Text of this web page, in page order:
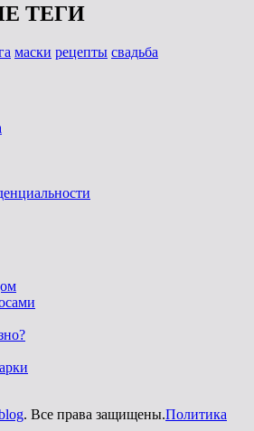
ТЕГИ
маски рецепты свадьба
. Все права защищены.Политика